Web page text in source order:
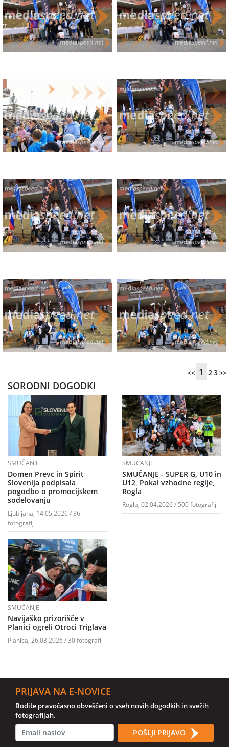
<< 1 23>>
SORODNI DOGODKI
SMUČANJE
Domen Prevc in Spirit
Slovenija podpisala
pogodbo o promocijskem
sodelovanju
Ljubljana, 14.05.2026 / 36
fotografij
SMUČANJE
SMUČANJE - SUPER G, U10 in
U12, Pokal vzhodne regije,
Rogla
Rogla, 02.04.2026 / 500 fotografij
SMUČANJE
Navijaško prizorišče v
Planici ogreli Otroci Triglava
Planica, 26.03.2026 / 30 fotografij
PRIJAVA NA E-NOVICE
Bodite pravočasno obveščeni o vseh novih dogodkih in svežih
fotografijah.
POŠLJI PRIJAVO